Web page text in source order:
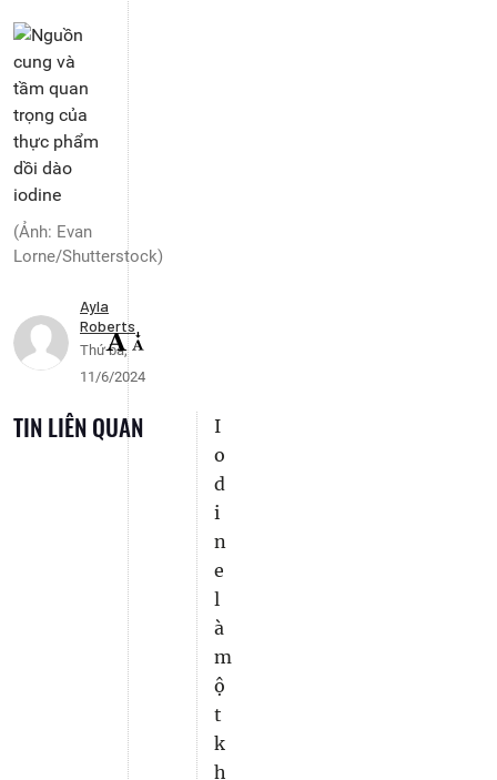
(Ảnh: Evan
Lorne/Shutterstock)
Ayla
Roberts
Thứ ba,
11/6/2024
TIN LIÊN QUAN
I
o
d
i
n
e
l
à
m
ộ
t
k
h